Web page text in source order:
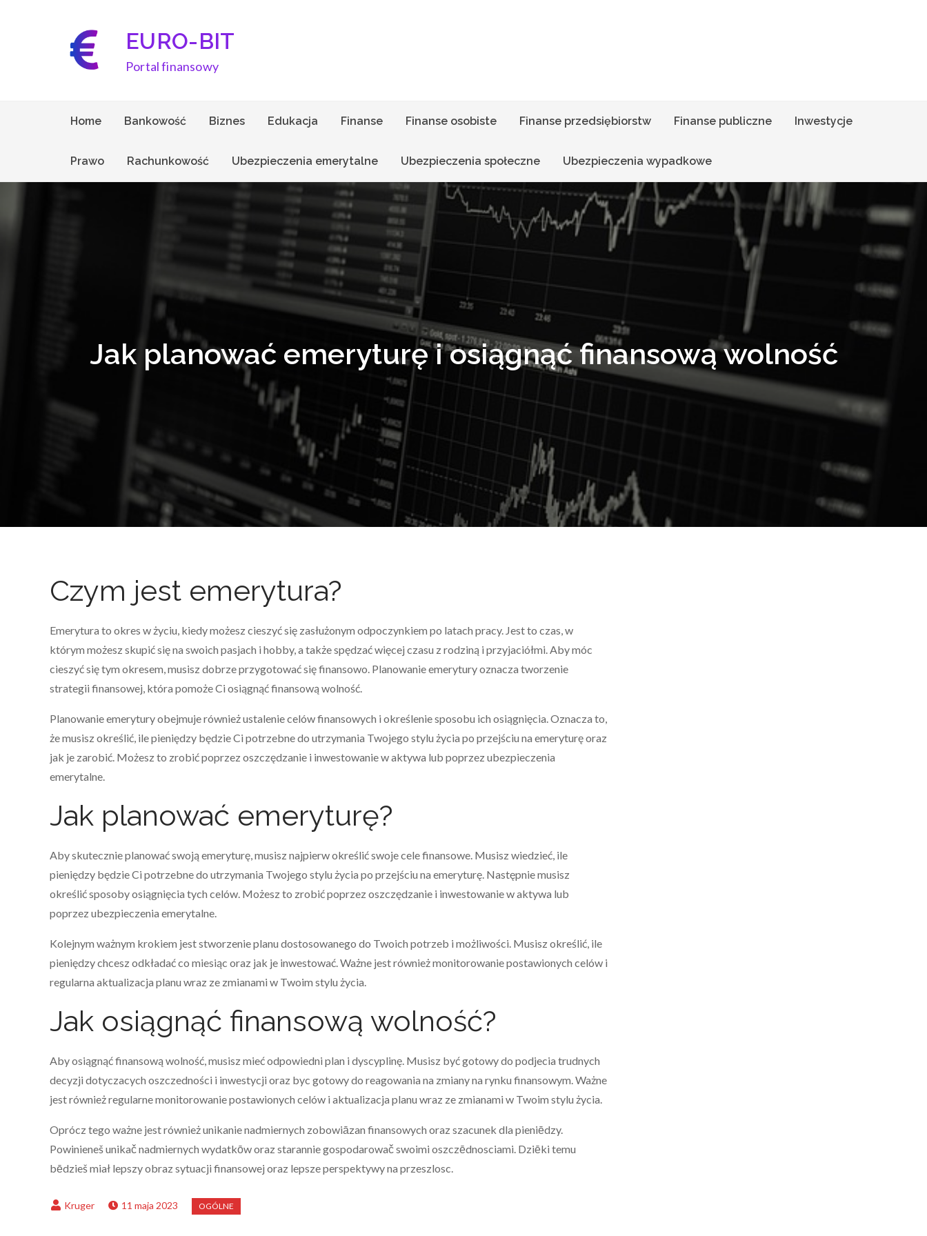
EURO-BIT
Portal finansowy
Home Bankowość Biznes Edukacja Finanse Finanse osobiste Finanse przedsiębiorstw Finanse publiczne Inwestycje
Prawo Rachunkowość Ubezpieczenia emerytalne Ubezpieczenia społeczne Ubezpieczenia wypadkowe
Jak planować emeryturę i osiągnąć finansową wolność
Czym jest emerytura?
Emerytura to okres w życiu, kiedy możesz cieszyć się zasłużonym odpoczynkiem po latach pracy. Jest to czas, w
którym możesz skupić się na swoich pasjach i hobby, a także spędzać więcej czasu z rodziną i przyjaciółmi. Aby móc
cieszyć się tym okresem, musisz dobrze przygotować się finansowo. Planowanie emerytury oznacza tworzenie
strategii finansowej, która pomoże Ci osiągnąć finansową wolność.
Planowanie emerytury obejmuje również ustalenie celów finansowych i określenie sposobu ich osiągnięcia. Oznacza to,
że musisz określić, ile pieniędzy będzie Ci potrzebne do utrzymania Twojego stylu życia po przejściu na emeryturę oraz
jak je zarobić. Możesz to zrobić poprzez oszczędzanie i inwestowanie w aktywa lub poprzez ubezpieczenia
emerytalne.
Jak planować emeryturę?
Aby skutecznie planować swoją emeryturę, musisz najpierw określić swoje cele finansowe. Musisz wiedzieć, ile
pieniędzy będzie Ci potrzebne do utrzymania Twojego stylu życia po przejściu na emeryturę. Następnie musisz
określić sposoby osiągnięcia tych celów. Możesz to zrobić poprzez oszczędzanie i inwestowanie w aktywa lub
poprzez ubezpieczenia emerytalne.
Kolejnym ważnym krokiem jest stworzenie planu dostosowanego do Twoich potrzeb i możliwości. Musisz określić, ile
pieniędzy chcesz odkładać co miesiąc oraz jak je inwestować. Ważne jest również monitorowanie postawionych celów i
regularna aktualizacja planu wraz ze zmianami w Twoim stylu życia.
Jak osiągnąć finansową wolność?
Aby osiągnąć finansową wolność, musisz mieć odpowiedni plan i dyscyplinę. Musisz być gotowy do podjecia trudnych
decyzji dotyczacych oszczedności i inwestycji oraz byc gotowy do reagowania na zmiany na rynku finansowym. Ważne
jest również regularne monitorowanie postawionych celów i aktualizacja planu wraz ze zmianami w Twoim stylu życia.
Oprócz tego ważne jest również unikanie nadmiernych zobowiāzan finansowych oraz szacunek dla pieniēdzy.
Powinieneš unikač nadmiernych wydatkōw oraz starannie gospodarowač swoimi oszczēdnosciami. Dziēki temu
bēdzieš miał lepszy obraz sytuacji finansowej oraz lepsze perspektywy na przeszlosc.
11 maja 2023